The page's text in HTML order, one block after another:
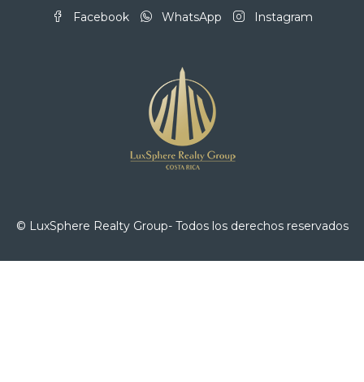
Facebook WhatsApp Instagram
© LuxSphere Realty Group- Todos los derechos reservados